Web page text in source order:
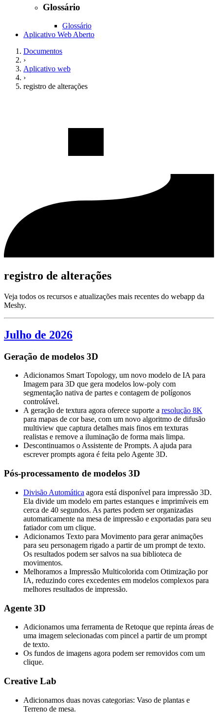
Glossário
Glossário
Aplicativo Web Aberto
Documentos
›
Aplicativo web
›
registro de alterações
registro de alterações
Veja todos os recursos e atualizações mais recentes do webapp da
Meshy.
Julho de 2026
Geração de modelos 3D
Adicionamos Smart Topology, um novo modelo de IA para
Imagem para 3D que gera modelos low-poly com
segmentação nativa de partes e contagem de polígonos
controlável.
A geração de textura agora oferece suporte a resolução 8K
para mapas de cor base, com um novo algoritmo de difusão
multiview que captura detalhes mais finos em texturas
realistas e remove a iluminação de forma mais limpa.
Descontinuamos o Assistente de Prompts. A ajuda para
escrever prompts agora é feita pelo Agente 3D.
Pós-processamento de modelos 3D
Divisão Automática agora está disponível para impressão 3D.
Ela divide um modelo em partes estanques e imprimíveis em
cerca de 40 segundos. As partes podem ser organizadas
automaticamente na mesa de impressão e exportadas para seu
fatiador com um clique.
Adicionamos Texto para Movimento para gerar animações
para seu personagem rigado a partir de um prompt de texto.
Os resultados podem ser salvos na sua biblioteca de
movimentos.
Melhoramos a Impressão Multicolorida com Otimização por
IA, reduzindo cores excedentes em modelos complexos para
melhores resultados de impressão.
Agente 3D
Adicionamos uma ferramenta de Retoque que repinta áreas de
uma imagem selecionadas com pincel a partir de um prompt
de texto.
Os fundos de imagens agora podem ser removidos com um
clique.
Creative Lab
Adicionamos duas novas categorias: Vaso de plantas e
Terreno de mesa.